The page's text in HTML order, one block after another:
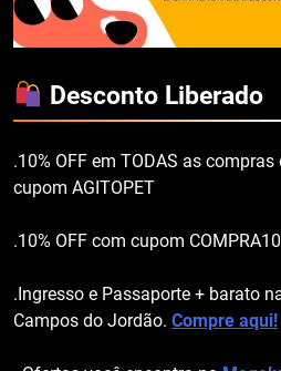
Desconto Liberado
.10% OFF em TODAS as compras
cupom AGITOPET
.10% OFF com cupom
.Ingresso e Passaporte + barato
Campos do Jordão. Compre aqui!